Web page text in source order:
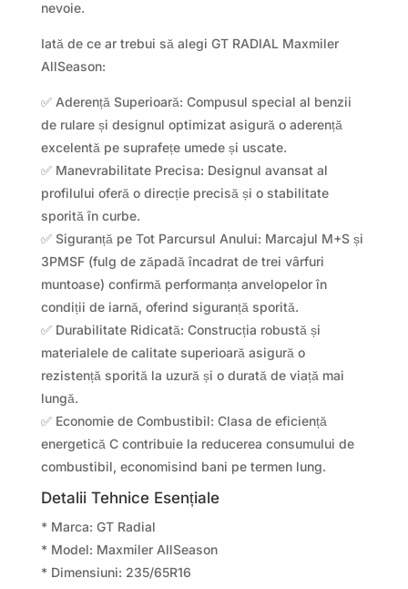
nevoie.
Iată de ce ar trebui să alegi GT RADIAL Maxmiler
AllSeason:
✅ Aderență Superioară: Compusul special al benzii
de rulare și designul optimizat asigură o aderență
excelentă pe suprafețe umede și uscate.
✅ Manevrabilitate Precisa: Designul avansat al
profilului oferă o direcție precisă și o stabilitate
sporită în curbe.
✅ Siguranță pe Tot Parcursul Anului: Marcajul M+S și
3PMSF (fulg de zăpadă încadrat de trei vârfuri
muntoase) confirmă performanța anvelopelor în
condiții de iarnă, oferind siguranță sporită.
✅ Durabilitate Ridicată: Construcția robustă și
materialele de calitate superioară asigură o
rezistență sporită la uzură și o durată de viață mai
lungă.
✅ Economie de Combustibil: Clasa de eficiență
energetică C contribuie la reducerea consumului de
combustibil, economisind bani pe termen lung.
Detalii Tehnice Esențiale
* Marca: GT Radial
* Model: Maxmiler AllSeason
* Dimensiuni: 235/65R16